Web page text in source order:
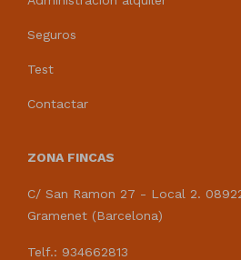
Seguros
Test
Contactar
ZONA FINCAS
C/ San Ramon 27 - Local 2.
Gramenet (Barcelona)
Telf.: 934662813